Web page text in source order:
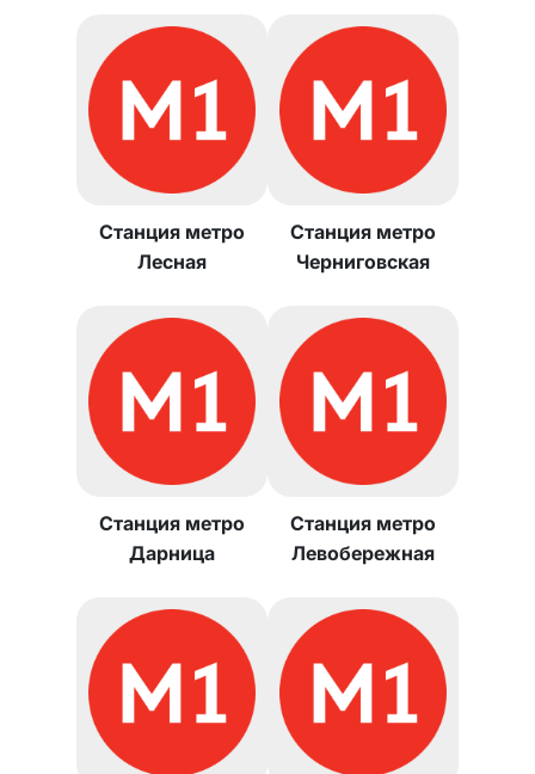
Станция метро
Лесная
Станция метро
Черниговская
Станция метро
Дарница
Станция метро
Левобережная